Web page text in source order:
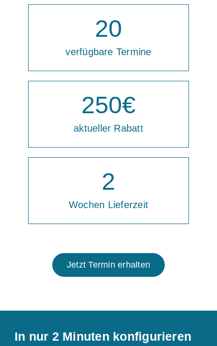
20
verfügbare Termine
250€
aktueller Rabatt
2
Wochen Lieferzeit
Jetzt Termin erhalten
In nur 2 Minuten konfigurieren